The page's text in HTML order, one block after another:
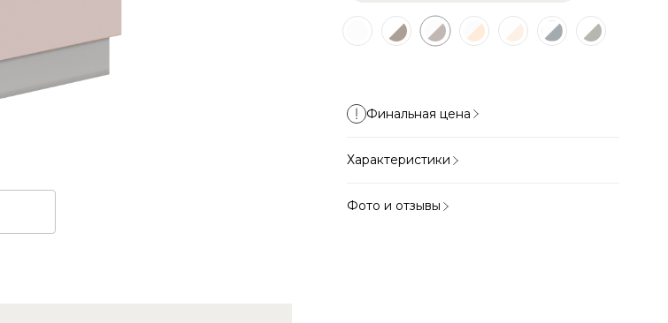
Финальная цена
Характеристики
Фото и отзывы